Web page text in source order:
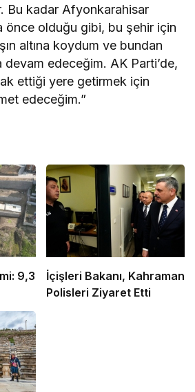
Bu kadar Afyonkarahisar
önce olduğu gibi, bu şehir için
altına koydum ve bundan
edeceğim. AK Parti’de,
ettiği yere getirmek için
edeceğim.”
9,3
İçişleri Bakanı, Kahraman
Polisleri Ziyaret Etti